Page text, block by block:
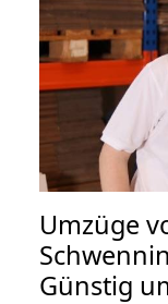
Umzüge
Günstig